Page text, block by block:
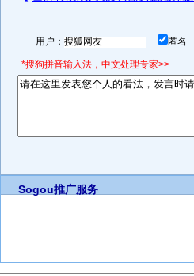
用户： 匿名
*搜狗拼音输入法，中文处理专家>>
Sogou推广服务